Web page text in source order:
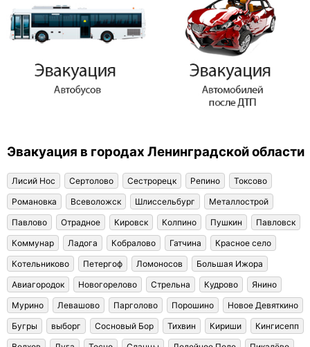
Эвакуация в городах Ленинградской области
Лисий Нос Сертолово Сестрорецк Репино
Токсово
Романовка
Всеволожск Шлиссельбург
Металлострой
Павлово
Отрадное Кировск Колпино Пушкин
Павловск
Коммунар
Ладога Кобралово Гатчина
Красное село
Котельниково
Петергоф Ломоносов
Большая Ижора
Авиагородок
Новогорелово Стрельна Кудрово
Янино
Мурино
Левашово Парголово Порошино
Новое Девяткино
Бугры
выборг Сосновый Бор Тихвин Кириши
Кингисепп